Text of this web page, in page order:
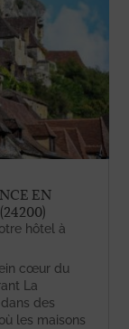
EN
hôtel à
cœur du
La
des
les maisons